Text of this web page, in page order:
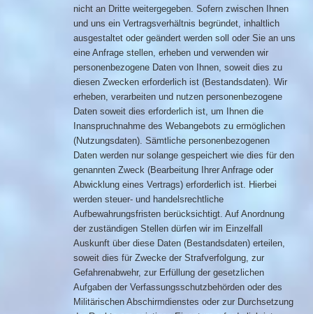
nicht an Dritte weitergegeben. Sofern zwischen Ihnen
und uns ein Vertragsverhältnis begründet, inhaltlich
ausgestaltet oder geändert werden soll oder Sie an uns
eine Anfrage stellen, erheben und verwenden wir
personenbezogene Daten von Ihnen, soweit dies zu
diesen Zwecken erforderlich ist (Bestandsdaten). Wir
erheben, verarbeiten und nutzen personenbezogene
Daten soweit dies erforderlich ist, um Ihnen die
Inanspruchnahme des Webangebots zu ermöglichen
(Nutzungsdaten). Sämtliche personenbezogenen
Daten werden nur solange gespeichert wie dies für den
genannten Zweck (Bearbeitung Ihrer Anfrage oder
Abwicklung eines Vertrags) erforderlich ist. Hierbei
werden steuer- und handelsrechtliche
Aufbewahrungsfristen berücksichtigt. Auf Anordnung
der zuständigen Stellen dürfen wir im Einzelfall
Auskunft über diese Daten (Bestandsdaten) erteilen,
soweit dies für Zwecke der Strafverfolgung, zur
Gefahrenabwehr, zur Erfüllung der gesetzlichen
Aufgaben der Verfassungsschutzbehörden oder des
Militärischen Abschirmdienstes oder zur Durchsetzung